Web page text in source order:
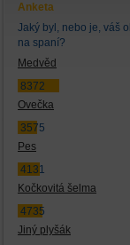
Anketa
Jaký byl, nebo je, váš
na spaní?
Medvěd
8372
Ovečka
3575
Pes
4131
Kočkovitá šelma
4735
Jiný plyšák